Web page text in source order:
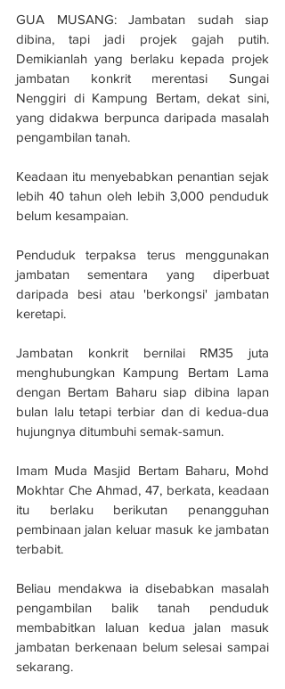
GUA MUSANG: Jambatan sudah siap
dibina, tapi jadi projek gajah putih.
Demikianlah yang berlaku kepada projek
jambatan konkrit merentasi Sungai
Nenggiri di Kampung Bertam, dekat sini,
yang didakwa berpunca daripada masalah
pengambilan tanah.
Keadaan itu menyebabkan penantian sejak
lebih 40 tahun oleh lebih 3,000 penduduk
belum kesampaian.
Penduduk terpaksa terus menggunakan
jambatan sementara yang diperbuat
daripada besi atau 'berkongsi' jambatan
keretapi.
Jambatan konkrit bernilai RM35 juta
menghubungkan Kampung Bertam Lama
dengan Bertam Baharu siap dibina lapan
bulan lalu tetapi terbiar dan di kedua-dua
hujungnya ditumbuhi semak-samun.
Imam Muda Masjid Bertam Baharu, Mohd
Mokhtar Che Ahmad, 47, berkata, keadaan
itu berlaku berikutan penangguhan
pembinaan jalan keluar masuk ke jambatan
terbabit.
Beliau mendakwa ia disebabkan masalah
pengambilan balik tanah penduduk
membabitkan laluan kedua jalan masuk
jambatan berkenaan belum selesai sampai
sekarang.